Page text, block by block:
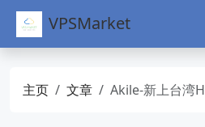
VPSMarket
主页 文章 Akile-新上台湾HINET-Dynamic-IP-VPS-可解